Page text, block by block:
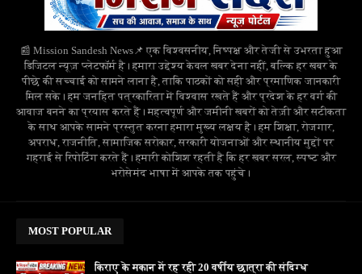
📰 Mission Sandesh News📌 एक विश्वसनीय, निष्पक्ष और तेजी से उभरता हुआ
डिजिटल न्यूज़ प्लेटफॉर्म है। हमारा उद्देश्य केवल खबर देना नहीं, बल्कि हर खबर के
पीछे की सच्चाई को सामने लाना है, ताकि पाठकों को सही और प्रमाणिक जानकारी
मिल सके। हम जनहित पत्रकारिता में विश्वास रखते हैं और प्रदेश के हर वर्ग की
आवाज बनने का प्रयास करते हैं। महत्वपूर्ण और जमीनी खबरों को तेज़ी और सटीकता
के साथ आपके सामने प्रस्तुत करना हमारा मुख्य लक्ष्य है। हम शिक्षा, रोजगार,
अपराध, राजनीति, सामाजिक सरोकार, सरकारी योजनाओं और स्थानीय मुद्दों पर
गहराई से रिपोर्टिंग करते हैं। हमारी कोशिश रहती है कि हर खबर सरल, स्पष्ट और
भरोसेमंद भाषा में आपके तक पहुंचे।
MOST POPULAR
किराए के मकान में रह रही 20 वर्षीय छात्रा की संदिग्ध